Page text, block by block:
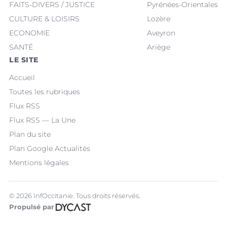
FAITS-DIVERS / JUSTICE
CULTURE & LOISIRS
ECONOMIE
SANTÉ
Pyrénées-Orientales
Lozère
Aveyron
Ariège
LE SITE
Accueil
Toutes les rubriques
Flux RSS
Flux RSS — La Une
Plan du site
Plan Google Actualités
Mentions légales
© 2026 InfOccitanie. Tous droits réservés.
Propulsé par